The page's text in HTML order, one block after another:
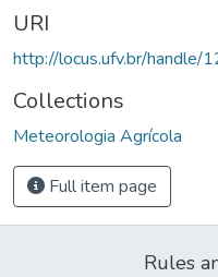
URI
http://locus.ufv.br/
Collections
Meteorologia Agrícola
Full item page
Rules